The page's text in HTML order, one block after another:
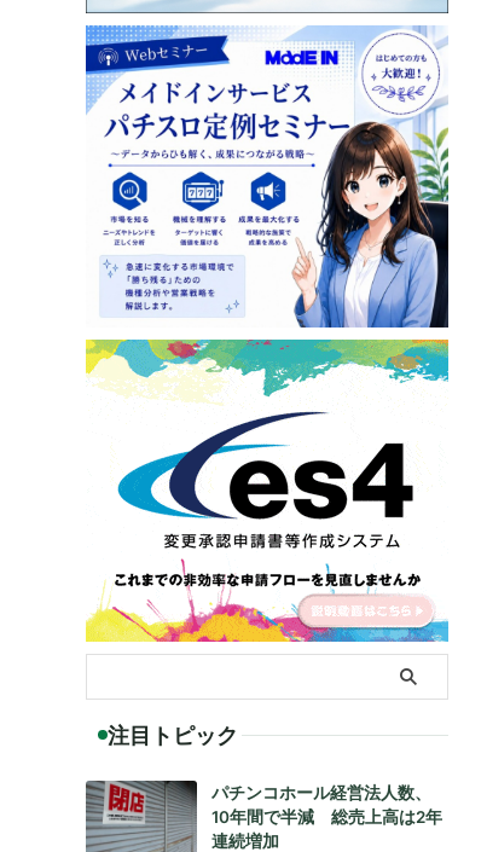
注目トピック
パチンコホール経営法人数、
10年間で半減 総売上高は2年
連続増加